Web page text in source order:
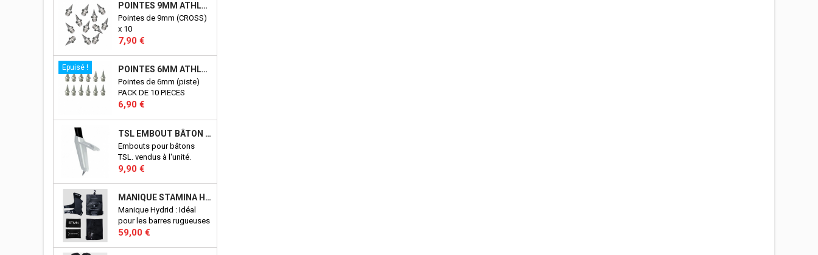
anneaux etc...
POINTES 9MM ATHLÉTISME
Pointes de 9mm (CROSS)
x 10
Prix
7,90 €
Epuisé ! POINTES 6MM ATHLÉTISME
Pointes de 6mm (piste)
PACK DE 10 PIECES
Prix
6,90 €
TSL EMBOUT BÂTON TSL
Embouts pour bâtons
TSL. vendus à l'unité.
Prix
9,90 €
MANIQUE STAMINA HYBRID
Manique Hydrid : Idéal
pour les barres rugueuses
et lisses. Adhérence
Prix
59,00 €